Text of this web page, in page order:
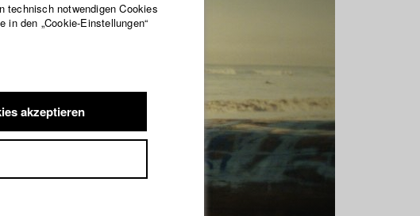
technisch notwendigen Cookies
den „Cookie-Einstellungen“
akzeptieren